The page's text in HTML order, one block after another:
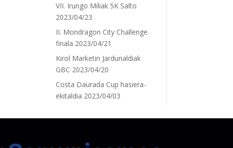
VII. Irungo Miliak 5K Salto
2023/04/23
II. Mondragon City Challenge
finala 2023/04/21
Kirol Marketin Jardunaldiak
GBC 2023/04/20
Costa Daurada Cup hasiera-
ekitaldia 2023/04/03